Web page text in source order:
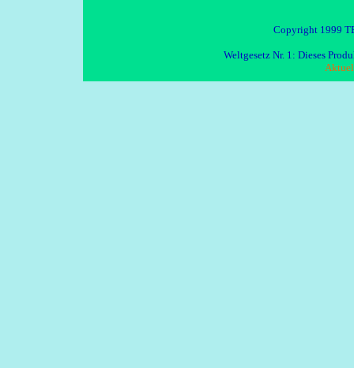
Copyright 1999
Weltgesetz Nr. 1: Dieses